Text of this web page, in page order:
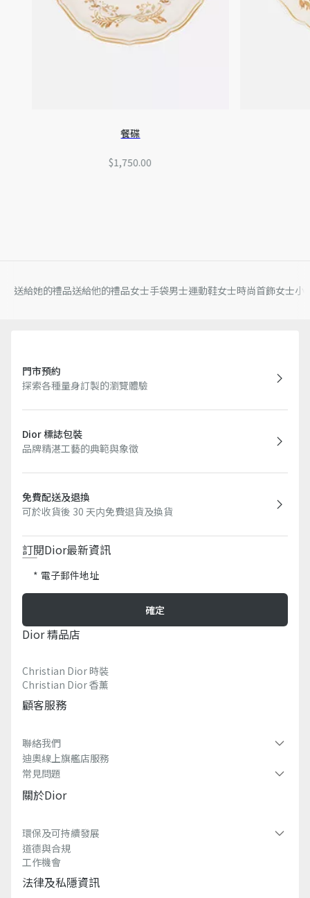
餐碟
$1,750.00
送給她的禮品送給他的禮品女士手袋男士運動鞋女士時尚首飾女士小
門市預約
探索各種量身訂製的瀏覽體驗
Dior 標誌包裝
品牌精湛工藝的典範與象徵
免費配送及退換
可於收貨後 30 天内免費退貨及換貨
訂閱Dior最新資訊​
電子郵件地址
確定
Dior 精品店
Christian Dior 時裝
Christian Dior 香薰​
顧客服務
聯絡我們
迪奧線上旗艦店服務
常見問題​
關於dior
環保及可持續發展​
道德與合規
工作機會
法律及私隱資訊​